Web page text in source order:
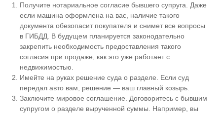
Получите нотариальное согласие бывшего супруга. Даже
если машина оформлена на вас, наличие такого
документа обезопасит покупателя и снимет все вопросы
в ГИБДД. В будущем планируется законодательно
закрепить необходимость предоставления такого
согласия при продаже, как это уже работает с
недвижимостью.
Имейте на руках решение суда о разделе. Если суд
передал авто вам, решение — ваш главный козырь.
Заключите мировое соглашение. Договоритесь с бывшим
супругом о разделе вырученной суммы. Например, вы